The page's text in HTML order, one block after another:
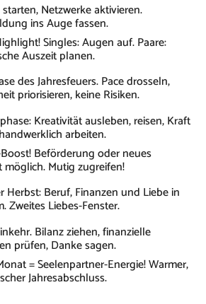
Netzwerke aktivieren.
ins Auge fassen.
Singles: Augen auf. Paare:
Auszeit planen.
des Jahresfeuers. Pace drosseln,
priorisieren, keine Risiken.
Kreativität ausleben, reisen, Kraft
arbeiten.
Beförderung oder neues
Mutig zugreifen!
Herbst: Beruf, Finanzen und Liebe in
Zweites Liebes-Fenster.
Bilanz ziehen, finanzielle
prüfen, Danke sagen.
= Seelenpartner-Energie! Warmer,
Jahresabschluss.